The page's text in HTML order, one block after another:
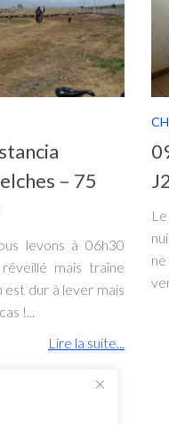
– 75
levons à 06h30
mais traîne
dur à lever mais
!...
Lire la suite...